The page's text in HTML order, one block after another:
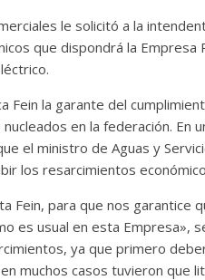
le solicitó a la
que dispondrá la Empresa
Fein la garante del
en la federación. En
el ministro de Aguas y
los resarcimientos
Fein, para que nos garantice
es usual en esta Empresa»,
ya que primero
muchos casos tuvieron que